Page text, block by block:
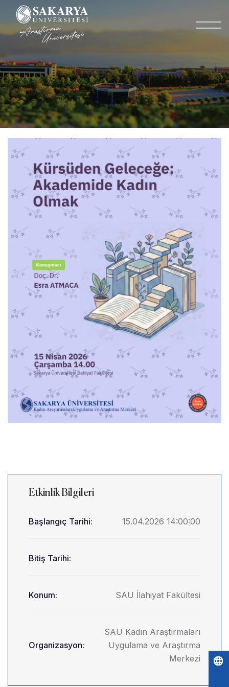
Etkinlik Bilgileri
Başlangıç Tarihi: 15.04.2026 14:00:00
Bitiş Tarihi:
Konum: SAU İlahiyat Fakültesi
Organizasyon:
SAU Kadın Araştırmaları
Uygulama ve Araştırma
Merkezi